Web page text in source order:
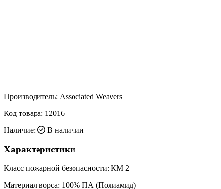
Производитель: Associated Weavers
Код товара: 12016
Наличие:
В наличии
Характеристики
Класс пожарной безопасности: КМ 2
Материал ворса: 100% ПА (Полиамид)